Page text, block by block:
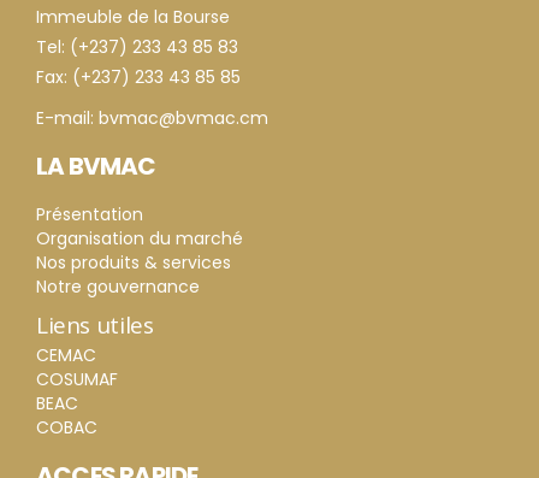
Immeuble de la Bourse
Tel: (+237) 233 43 85 83
Fax: (+237) 233 43 85 85
E-mail: bvmac@bvmac.cm
LA BVMAC
Présentation
Organisation du marché
Nos produits & services
Notre gouvernance
Liens utiles
CEMAC
COSUMAF
BEAC
COBAC